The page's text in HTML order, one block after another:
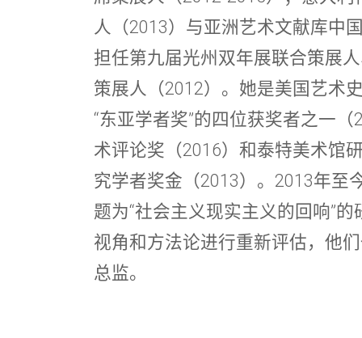
人（2013）与亚洲艺术文献库中
担任第九届光州双年展联合策展
策展人（2012）。她是美国艺术
“东亚学者奖”的四位获奖者之一
术评论奖（2016）和泰特美术馆
究学者奖金（2013）。2013年至
题为“社会主义现实主义的回响”
视角和方法论进行重新评估，他
总监。